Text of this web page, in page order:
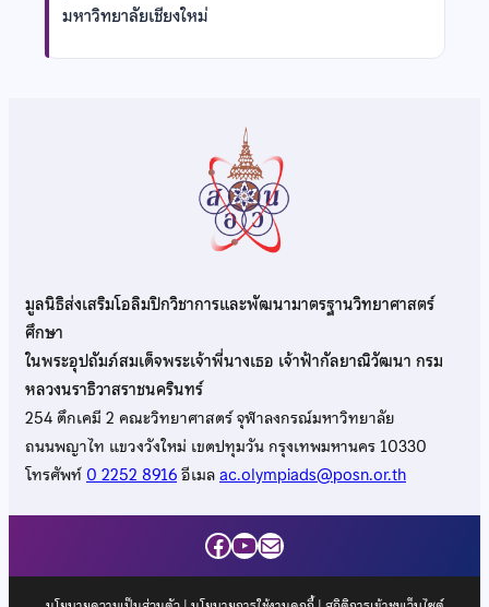
มหาวิทยาลัยเชียงใหม่
มูลนิธิส่งเสริมโอลิมปิกวิชาการและพัฒนามาตรฐานวิทยาศาสตร์
ศึกษา
ในพระอุปถัมภ์สมเด็จพระเจ้าพี่นางเธอ เจ้าฟ้ากัลยาณิวัฒนา กรม
หลวงนราธิวาสราชนครินทร์
254 ตึกเคมี 2 คณะวิทยาศาสตร์ จุฬาลงกรณ์มหาวิทยาลัย
ถนนพญาไท แขวงวังใหม่ เขตปทุมวัน กรุงเทพมหานคร 10330
โทรศัพท์0 2252 8916อีเมลac.olympiads@posn.or.th
Facebook
YouTube
Mail